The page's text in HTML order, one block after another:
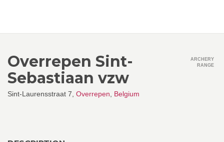
Overrepen Sint-
Sebastiaan vzw
Sint-Laurensstraat 7, Overrepen Belgium
ARCHERY
RANGE